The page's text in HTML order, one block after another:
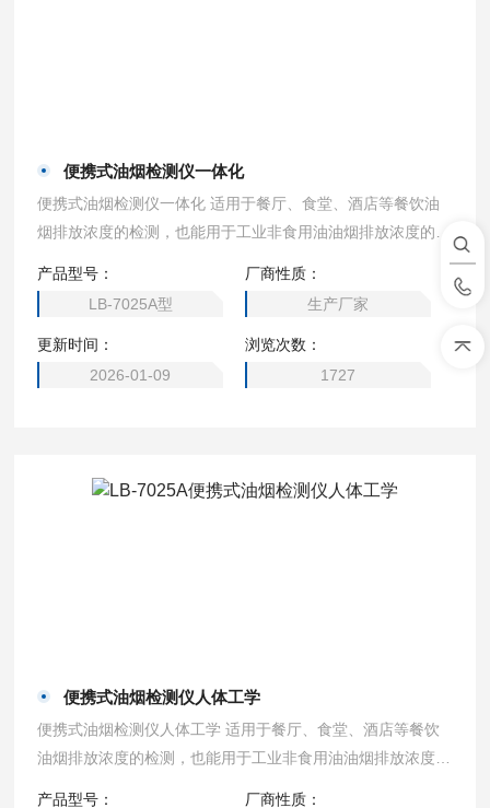
便携式油烟检测仪一体化
便携式油烟检测仪一体化 适用于餐厅、食堂、酒店等餐饮油
烟排放浓度的检测，也能用于工业非食用油油烟排放浓度的检
局、执法大队、油烟净化器生产厂家等企事业单位。
产品型号：
LB-7025A型
厂商性质：
生产厂家
更新时间：
2026-01-09
浏览次数：
1727
便携式油烟检测仪人体工学
便携式油烟检测仪人体工学 适用于餐厅、食堂、酒店等餐饮
油烟排放浓度的检测，也能用于工业非食用油油烟排放浓度的
产品型号： 厂商性质：